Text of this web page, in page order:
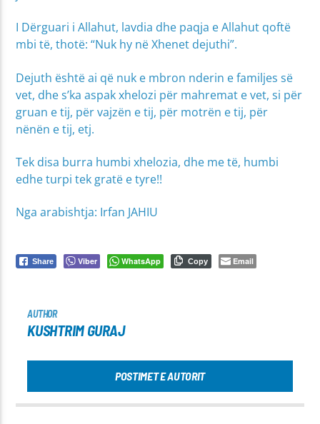
I Dërguari i Allahut, lavdia dhe paqja e Allahut qoftë
mbi të, thotë: “Nuk hy në Xhenet dejuthi”.
Dejuth është ai që nuk e mbron nderin e familjes së
vet, dhe s’ka aspak xhelozi për mahremat e vet, si për
gruan e tij, për vajzën e tij, për motrën e tij, për
nënën e tij, etj.
Tek disa burra humbi xhelozia, dhe me të, humbi
edhe turpi tek gratë e tyre!!
Nga arabishtja: Irfan JAHIU
Share Viber WhatsApp Copy Email
AUTHOR
KUSHTRIM GURAJ
POSTIMET E AUTORIT